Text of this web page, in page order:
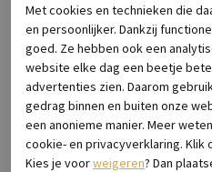
Merk
Leveranciercode
Breedtemaat
Categorie
Kleur
Materiaal buitenkant
Bestelcode
Met cookies en technieken die
en persoonlijker. Dankzij
goed. Ze hebben ook een
website elke dag een beetje
advertenties zien. Daarom
gedrag binnen en buiten onze
een anonieme manier. Meer
cookie- en privacyverklaring. Klik
Kies je voorweigeren? Dan